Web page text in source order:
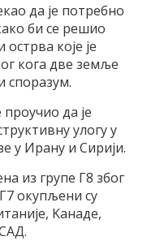
да jе потребно
би се решио
острва коjе jе
кога две земље
споразум.
проучио да jе
улогу у
у Ирану и Сириjи.
из групе Г8 због
окупљени су
Kанаде,